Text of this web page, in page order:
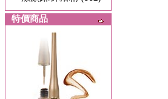
特價商品